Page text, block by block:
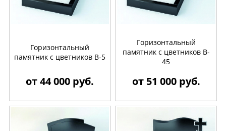
Горизонтальный
памятник с цветников B-5
от 44 000 руб.
Горизонтальный
памятник с цветников B-
45
от 51 000 руб.